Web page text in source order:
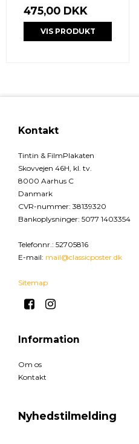
475,00 DKK
VIS PRODUKT
Kontakt
Tintin & FilmPlakaten
Skovvejen 46H, kl. tv.
8000 Aarhus C
Danmark
CVR-nummer: 38139320
Bankoplysninger: 5077 1403354
Telefonnr.: 52705816
E-mail: mail@classicposter.dk
Sitemap
Information
Om os
Kontakt
Nyhedstilmelding